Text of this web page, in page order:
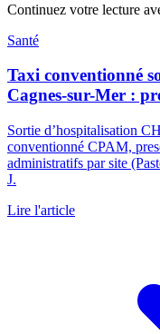
Continuez votre lecture
Santé
Taxi conventionné
Cagnes-sur-Mer :
Sortie d’hospitalisation
conventionné CPAM,
administratifs par site
J.
Lire l'article